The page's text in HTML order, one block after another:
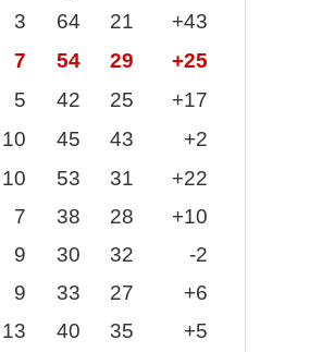
3 64 21
+43
7 54 29
+25
5 42 25
+17
10 45 43
+2
10 53 31
+22
7 38 28
+10
9 30 32
-2
9 33 27
+6
13 40 35
+5